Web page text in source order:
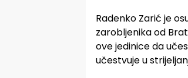
Radenko Zarić je
zarobljenika od
ove jedinice da
učestvuje u